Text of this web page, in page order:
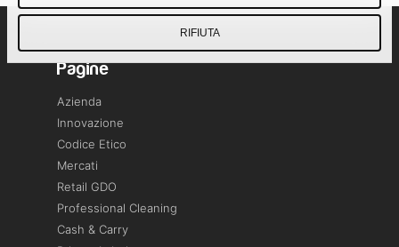
RIFIUTA
Pagine
Azienda
Innovazione
Codice Etico
Mercati
Retail GDO
Professional Cleaning
Cash & Carry